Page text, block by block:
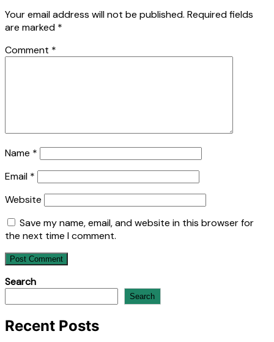
Your email address will not be published. Required fields
are marked *
Comment *
Name *
Email *
Website
Save my name, email, and website in this browser for
the next time I comment.
Search
Search
Recent Posts